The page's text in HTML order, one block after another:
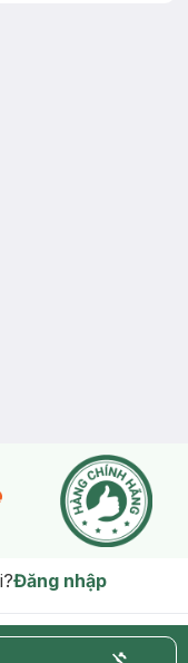
Đăng nhập